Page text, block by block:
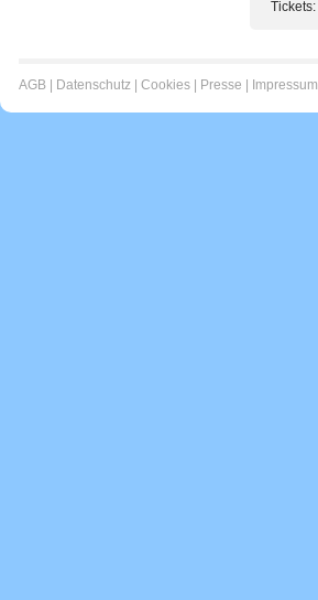
Tickets:
AGB Datenschutz Cookies Presse Impressum